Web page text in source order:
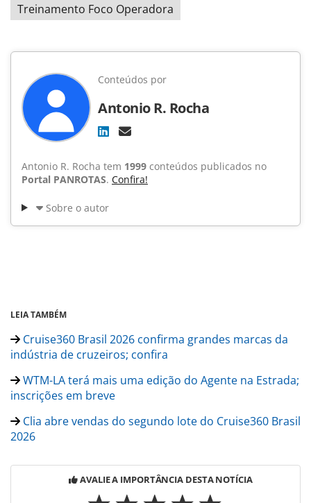
Treinamento Foco Operadora
Conteúdos por
Antonio R. Rocha
Antonio R. Rocha tem 1999 conteúdos publicados no
Portal PANROTAS. Confira!
Sobre o autor
LEIA TAMBÉM
Cruise360 Brasil 2026 confirma grandes marcas da
indústria de cruzeiros; confira
WTM-LA terá mais uma edição do Agente na Estrada;
inscrições em breve
Clia abre vendas do segundo lote do Cruise360 Brasil
2026
AVALIE A IMPORTÂNCIA DESTA NOTÍCIA